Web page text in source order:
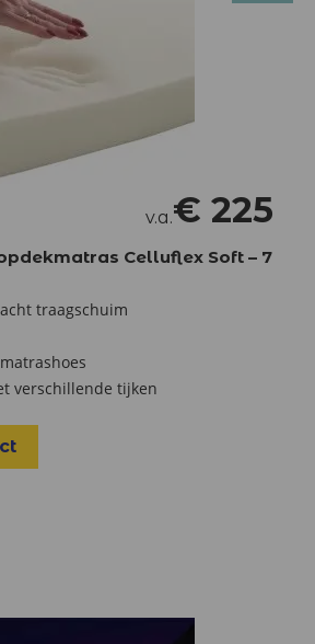
v.a.€ 225
Celluflex Soft – 7
traagschuim
verschillende tijken